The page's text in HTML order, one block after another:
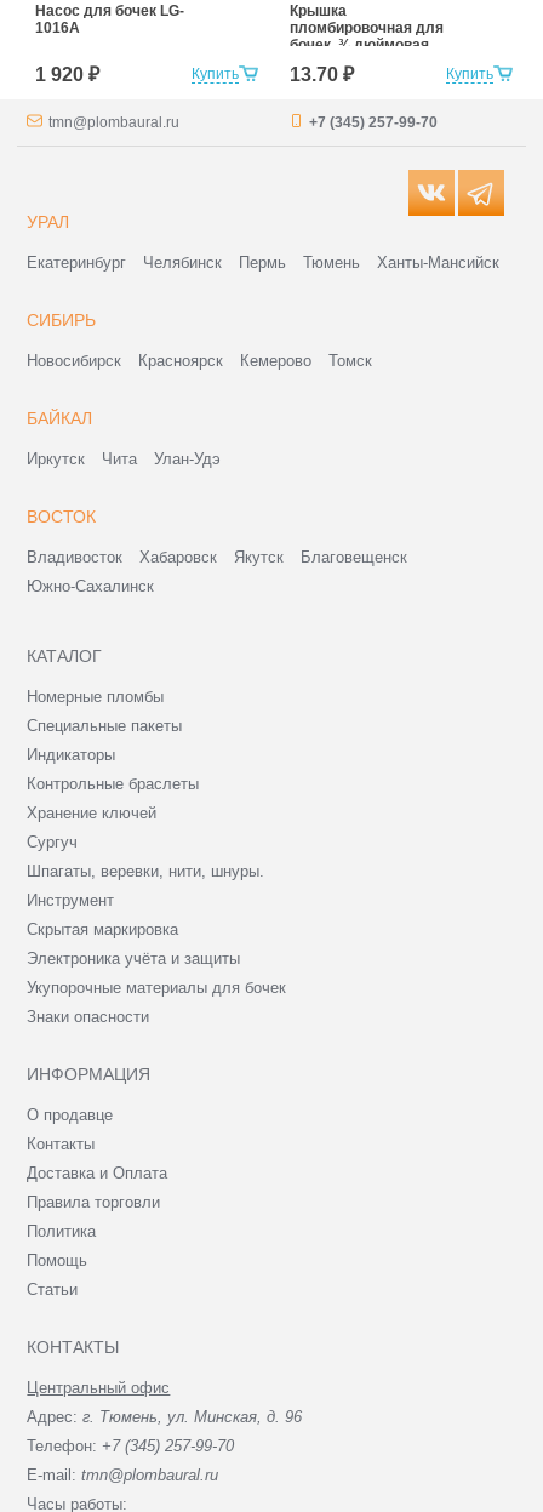
Купить
Насос для бочек LG-
1016A
1 920 ₽ Купить
Крышка
пломбировочная для
бочек, ¾ дюймовая
13.70 ₽
tmn@plombaural.ru +7 (345) 257-99-70
УРАЛ
Екатеринбург Челябинск Пермь Тюмень Ханты-Мансийск
СИБИРЬ
Новосибирск Красноярск Кемерово Томск
БАЙКАЛ
Иркутск Чита Улан-Удэ
ВОСТОК
Владивосток Хабаровск Якутск
Благовещенск
Южно-Сахалинск
КАТАЛОГ
Номерные пломбы
Специальные пакеты
Индикаторы
Контрольные браслеты
Хранение ключей
Сургуч
Шпагаты, веревки, нити, шнуры.
Инструмент
Скрытая маркировка
Электроника учёта и защиты
Укупорочные материалы для бочек
Знаки опасности
ИНФОРМАЦИЯ
О продавце
Контакты
Доставка и Оплата
Правила торговли
Политика
Помощь
Статьи
КОНТАКТЫ
Центральный офис
Адрес:г. Тюмень, ул. Минская, д. 96
Телефон: +7 (345) 257-99-70
E-mail:tmn@plombaural.ru
Часы работы: